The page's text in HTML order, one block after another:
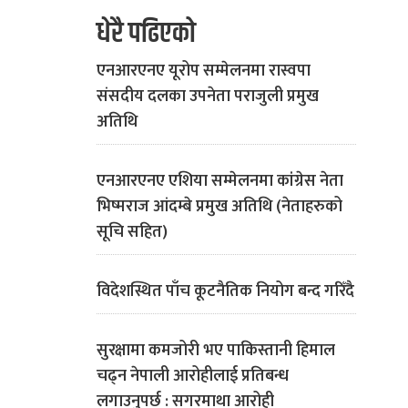
धेरै पढिएको
एनआरएनए यूरोप सम्मेलनमा रास्वपा
संसदीय दलका उपनेता पराजुली प्रमुख
अतिथि
एनआरएनए एशिया सम्मेलनमा कांग्रेस नेता
भिष्मराज आंदम्बे प्रमुख अतिथि (नेताहरुको
सूचि सहित)
विदेशस्थित पाँच कूटनैतिक नियोग बन्द गरिँदै
सुरक्षामा कमजोरी भए पाकिस्तानी हिमाल
चढ्न नेपाली आरोहीलाई प्रतिबन्ध
लगाउनुपर्छ : सगरमाथा आरोही